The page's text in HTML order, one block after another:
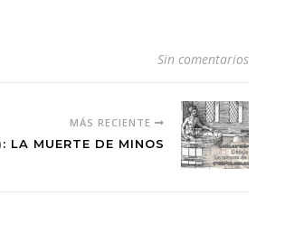
Sin comentarios
MÁS RECIENTE
LA MUERTE DE MINOS